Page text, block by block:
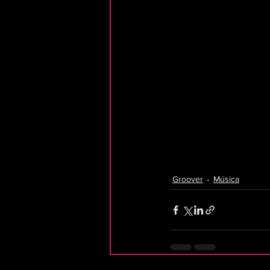
Groover
Música